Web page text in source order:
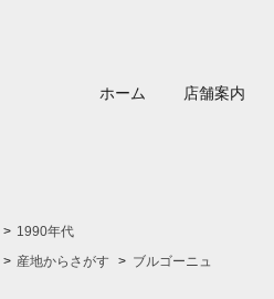
ホーム 店舗案内
> 1990年代
> 産地からさがす > ブルゴーニュ